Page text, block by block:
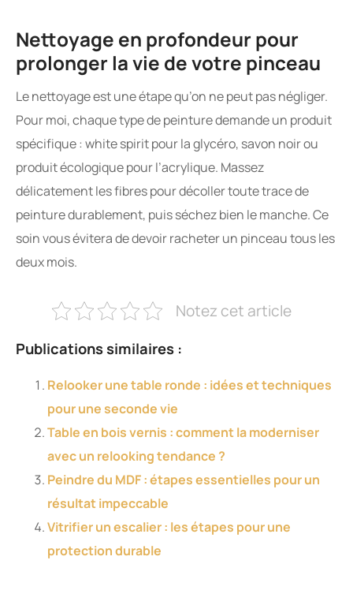
Nettoyage en profondeur pour
prolonger la vie de votre pinceau
Le nettoyage est une étape qu’on ne peut pas négliger.
Pour moi, chaque type de peinture demande un produit
spécifique : white spirit pour la glycéro, savon noir ou
produit écologique pour l’acrylique. Massez
délicatement les fibres pour décoller toute trace de
peinture durablement, puis séchez bien le manche. Ce
soin vous évitera de devoir racheter un pinceau tous les
deux mois.
Notez cet article
Publications similaires :
Relooker une table ronde : idées et techniques
pour une seconde vie
Table en bois vernis : comment la moderniser
avec un relooking tendance ?
Peindre du MDF : étapes essentielles pour un
résultat impeccable
Vitrifier un escalier : les étapes pour une
protection durable